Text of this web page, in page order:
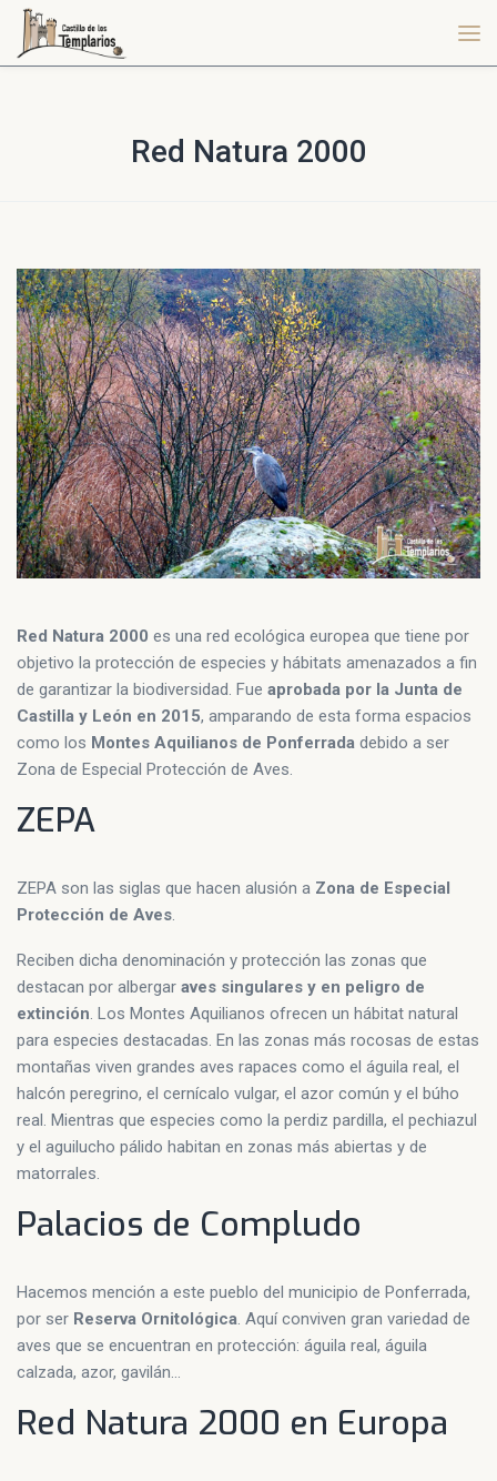
Red Natura 2000
Red Natura 2000 es una red ecológica europea que tiene por
objetivo la protección de especies y hábitats amenazados a fin
de garantizar la biodiversidad. Fue aprobada por la Junta de
Castilla y León en 2015, amparando de esta forma espacios
como los Montes Aquilianos de Ponferrada debido a ser
Zona de Especial Protección de Aves.
ZEPA
ZEPA son las siglas que hacen alusión a Zona de Especial
Protección de Aves.
Reciben dicha denominación y protección las zonas que
destacan por albergar aves singulares y en peligro de
extinción. Los Montes Aquilianos ofrecen un hábitat natural
para especies destacadas. En las zonas más rocosas de estas
montañas viven grandes aves rapaces como el águila real, el
halcón peregrino, el cernícalo vulgar, el azor común y el búho
real. Mientras que especies como la perdiz pardilla, el pechiazul
y el aguilucho pálido habitan en zonas más abiertas y de
matorrales.
Palacios de Compludo
Hacemos mención a este pueblo del municipio de Ponferrada,
por ser Reserva Ornitológica. Aquí conviven gran variedad de
aves que se encuentran en protección: águila real, águila
calzada, azor, gavilán…
Red Natura 2000 en Europa